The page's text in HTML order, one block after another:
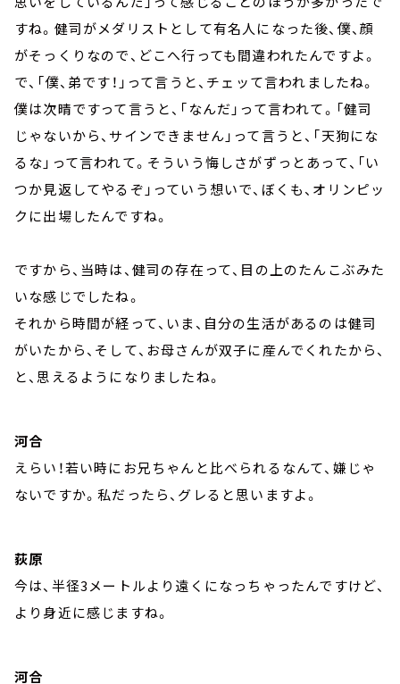
すね。健司がメダリストとして有名人になった後、僕、顔
がそっくりなので、どこへ行っても間違われたんですよ。
で、「僕、弟です！」って言うと、チェッて言われましたね。
僕は次晴ですって言うと、「なんだ」って言われて。「健司
じゃないから、サインできません」って言うと、「天狗にな
るな」って言われて。そういう悔しさがずっとあって、「い
つか見返してやるぞ」っていう想いで、ぼくも、オリンピッ
クに出場したんですね。
ですから、当時は、健司の存在って、目の上のたんこぶみた
いな感じでしたね。
それから時間が経って、いま、自分の生活があるのは健司
がいたから、そして、お母さんが双子に産んでくれたから、
と、思えるようになりましたね。
河合
えらい！若い時にお兄ちゃんと比べられるなんて、嫌じゃ
ないですか。私だったら、グレると思いますよ。
荻原
今は、半径3メートルより遠くになっちゃったんですけど、
より身近に感じますね。
河合